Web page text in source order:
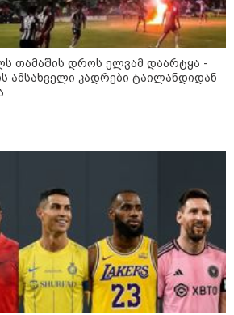
საქართველოში 164
- 57 პირს ამ დრომდე
თამაშის დროს ელვამ დაარტყა -
ამსახველი კადრები ტაილანდიდან